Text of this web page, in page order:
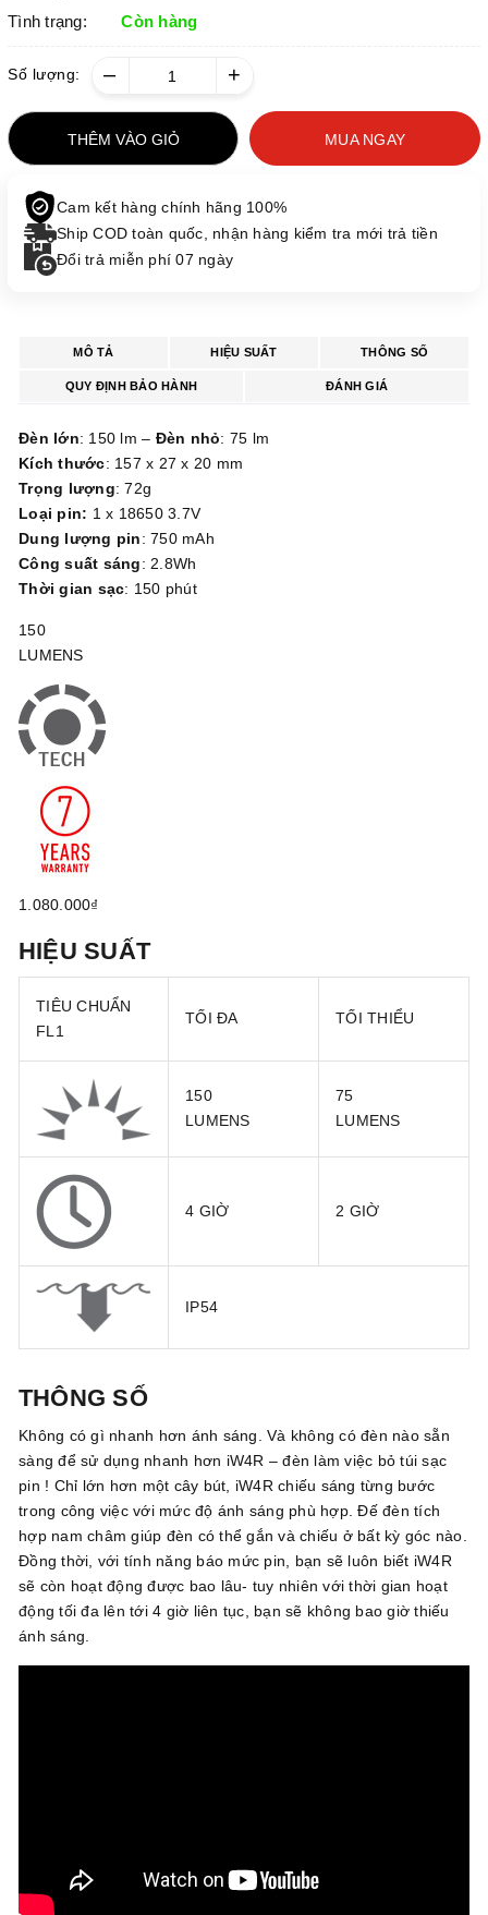
Tình trạng:
Còn hàng
Số lượng: – +
THÊM VÀO GIỎ MUA NGAY
Cam kết hàng chính hãng 100%
Ship COD toàn quốc, nhận hàng kiểm tra mới trả tiền
Đổi trả miễn phí 07 ngày
MÔ TẢ HIỆU SUẤT THÔNG SỐ
QUY ĐỊNH BẢO HÀNH ĐÁNH GIÁ
Đèn lớn: 150 lm – Đèn nhỏ: 75 lm
Kích thước: 157 x 27 x 20 mm
Trọng lượng: 72g
Loại pin: 1 x 18650 3.7V
Dung lượng pin: 750 mAh
Công suất sáng: 2.8Wh
Thời gian sạc: 150 phút
150
LUMENS
1.080.000₫
HIỆU SUẤT
TIÊU CHUẨN
FL1
TỐI ĐA TỐI THIỂU
150
LUMENS
75
LUMENS
4 GIỜ 2 GIỜ
IP54
THÔNG SỐ
Không có gì nhanh hơn ánh sáng. Và không có đèn nào sẵn
sàng để sử dụng nhanh hơn iW4R – đèn làm việc bỏ túi sạc
pin ! Chỉ lớn hơn một cây bút, iW4R chiếu sáng từng bước
trong công việc với mức độ ánh sáng phù hợp. Đế đèn tích
hợp nam châm giúp đèn có thể gắn và chiếu ở bất kỳ góc nào.
Đồng thời, với tính năng báo mức pin, bạn sẽ luôn biết iW4R
sẽ còn hoạt động được bao lâu- tuy nhiên với thời gian hoạt
động tối đa lên tới 4 giờ liên tục, bạn sẽ không bao giờ thiếu
ánh sáng.